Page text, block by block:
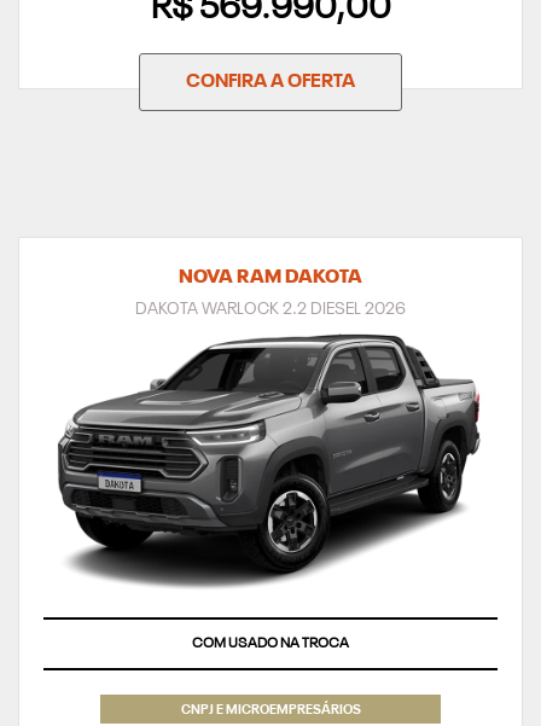
R$ 569.990,00
CONFIRA A OFERTA
NOVA RAM DAKOTA
DAKOTA WARLOCK 2.2 DIESEL 2026
PRODUTOR RURAL E CNPJ
CNPJ E MICROEMPRESÁRIOS